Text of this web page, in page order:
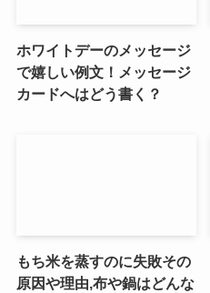
ホワイトデーのメッセージ
で嬉しい例文！メッセージ
カードへはどう書く？
もち米を蒸すのに失敗その
原因や理由,布や鍋はどんな